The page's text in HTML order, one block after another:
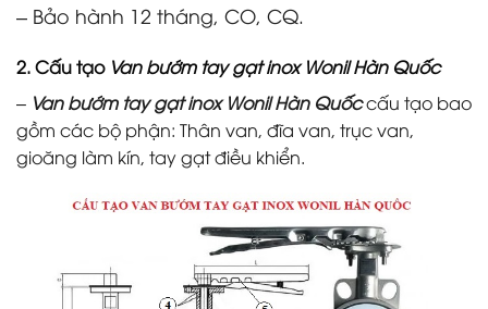
– Bảo hành 12 tháng, CO, CQ.
2. Cấu tạo Van bướm tay gạt inox Wonil Hàn Quốc
– Van bướm tay gạt inox Wonil Hàn Quốccấu tạo bao
gồm các bộ phận: Thân van, đĩa van, trục van,
gioăng làm kín, tay gạt điều khiển.